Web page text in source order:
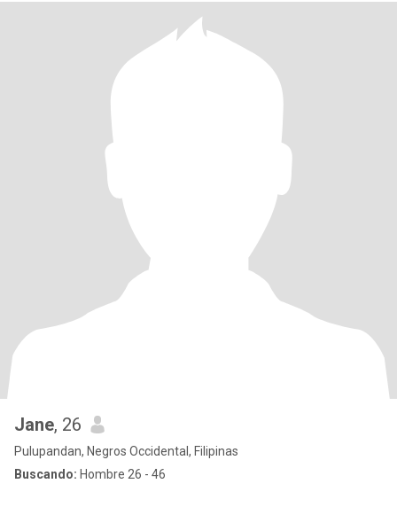
Jane, 26
Pulupandan, Negros Occidental, Filipinas
Buscando: Hombre 26 - 46